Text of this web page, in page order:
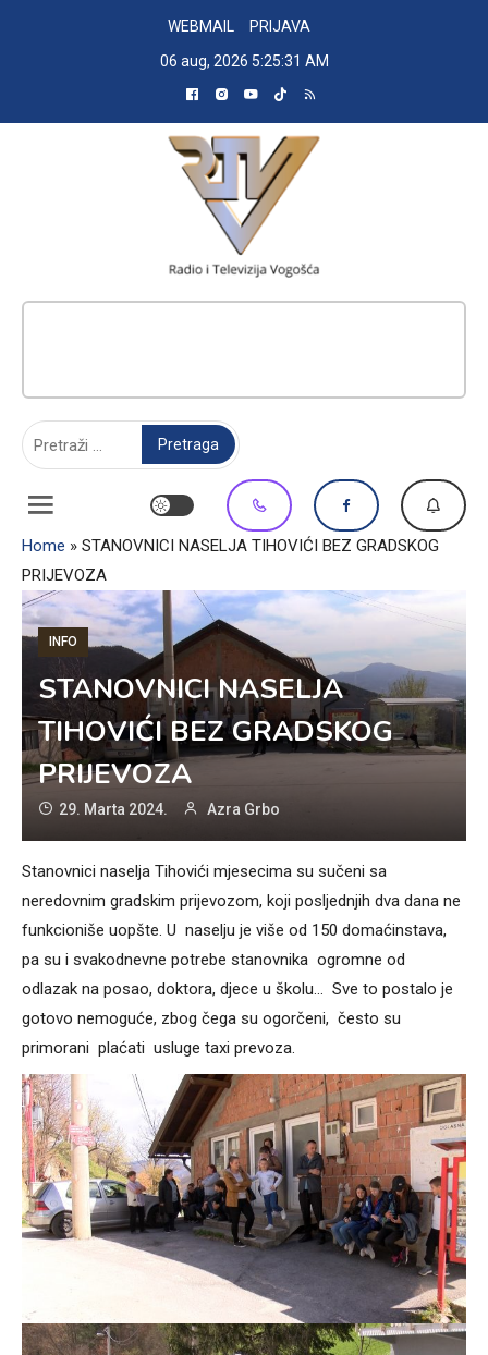
WEBMAIL
PRIJAVA
06 aug, 2026 5:25:32 AM
Home » STANOVNICI NASELJA TIHOVIĆI BEZ GRADSKOG
PRIJEVOZA
INFO
STANOVNICI NASELJA
TIHOVIĆI BEZ GRADSKOG
PRIJEVOZA
29. Marta 2024. Azra Grbo
Stanovnici naselja Tihovići mjesecima su sučeni sa
neredovnim gradskim prijevozom, koji posljednjih dva dana ne
funkcioniše uopšte. U naselju je više od 150 domaćinstava,
pa su i svakodnevne potrebe stanovnika ogromne od
odlazak na posao, doktora, djece u školu… Sve to postalo je
gotovo nemoguće, zbog čega su ogorčeni, često su
primorani plaćati usluge taxi prevoza.